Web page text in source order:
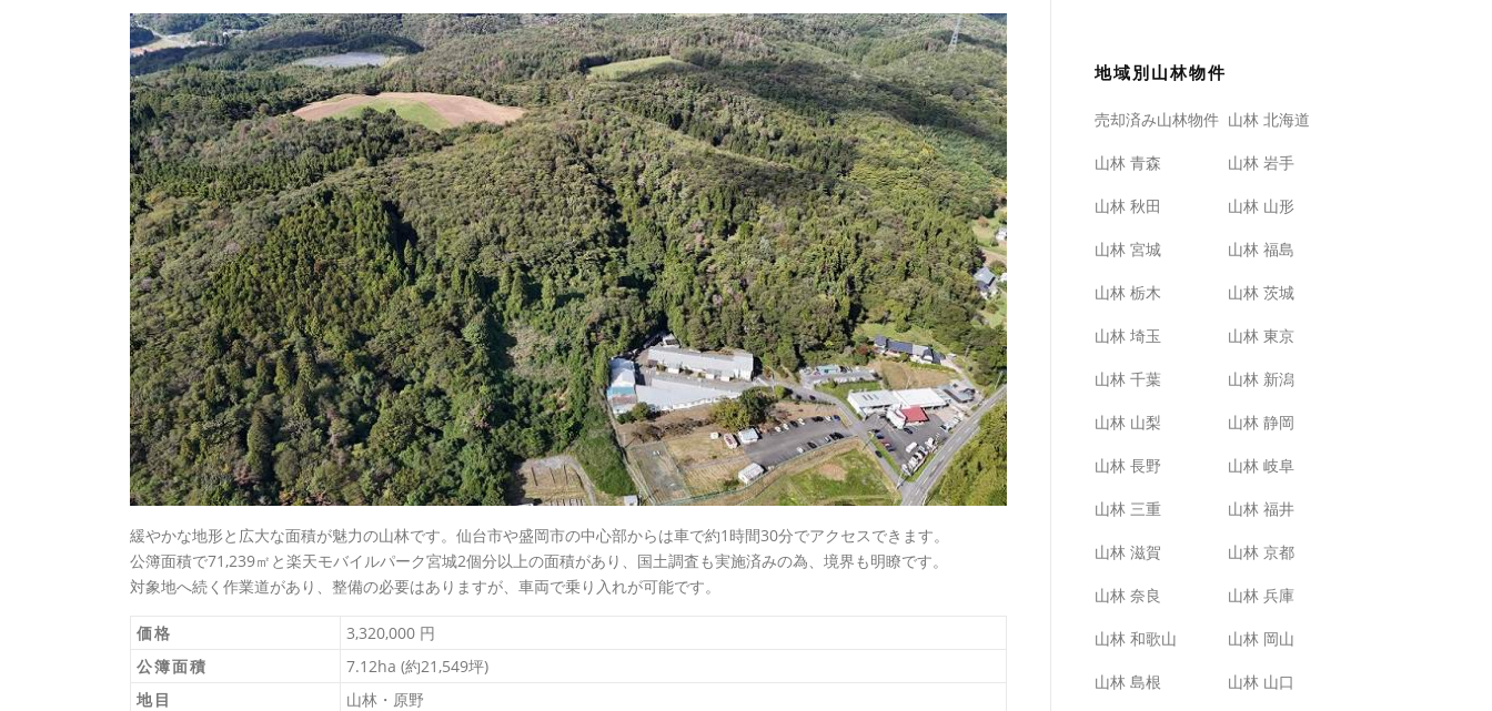
緩やかな地形と広大な面積が魅力の山林です。仙台市や盛岡市の中心部からは車で約1時間30分でアクセスできます。
公簿面積で71,239㎡と楽天モバイルパーク宮城2個分以上の面積があり、国土調査も実施済みの為、境界も明瞭です。
対象地へ続く作業道があり、整備の必要はありますが、車両で乗り入れが可能です。
価格
3,320,000 円
公簿面積
7.12ha (約21,549坪)
地目
山林・原野
地域別山林物件
売却済み山林物件 山林 北海道
山林 青森 山林 岩手
山林 秋田 山林 山形
山林 宮城 山林 福島
山林 栃木 山林 茨城
山林 埼玉 山林 東京
山林 千葉 山林 新潟
山林 山梨 山林 静岡
山林 長野 山林 岐阜
山林 三重 山林 福井
山林 滋賀 山林 京都
山林 奈良 山林 兵庫
山林 和歌山 山林 岡山
山林 島根 山林 山口